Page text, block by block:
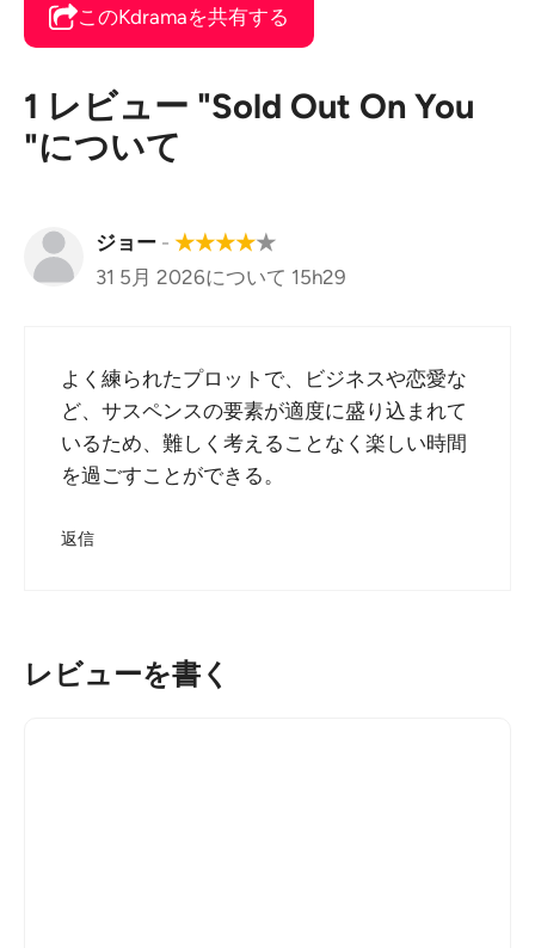
このKdramaを共有する
1 レビュー "Sold Out On You
"について
ジョー - ★★★★★
31 5月 2026について 15h29
よく練られたプロットで、ビジネスや恋愛な
ど、サスペンスの要素が適度に盛り込まれて
いるため、難しく考えることなく楽しい時間
を過ごすことができる。
返信
レビューを書く